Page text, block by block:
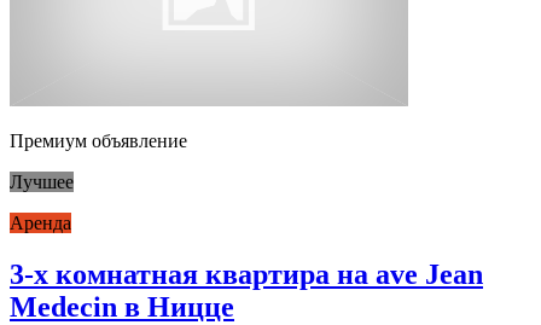
Премиум объявление
Лучшее
Аренда
3-х комнатная квартира на ave Jean
Medecin в Ницце